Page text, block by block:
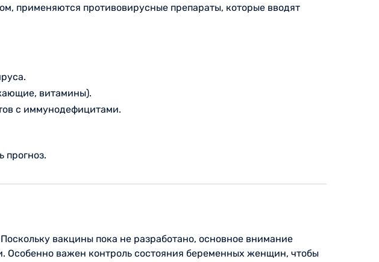
применяются противовирусные препараты, которые вводят
витамины).
с иммунодефицитами.
прогноз.
вакцины пока не разработано, основное внимание
важен контроль состояния беременных женщин, чтобы